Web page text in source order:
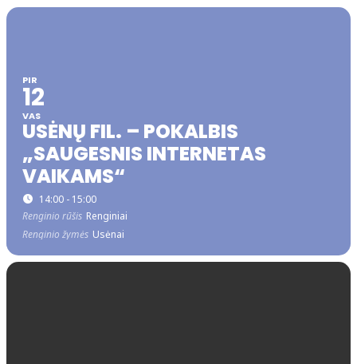
PIR
12
VAS
USĖNŲ FIL. – POKALBIS
„SAUGESNIS INTERNETAS
VAIKAMS“
14:00 - 15:00
Renginio rūšis Renginiai
Renginio žymės Usėnai